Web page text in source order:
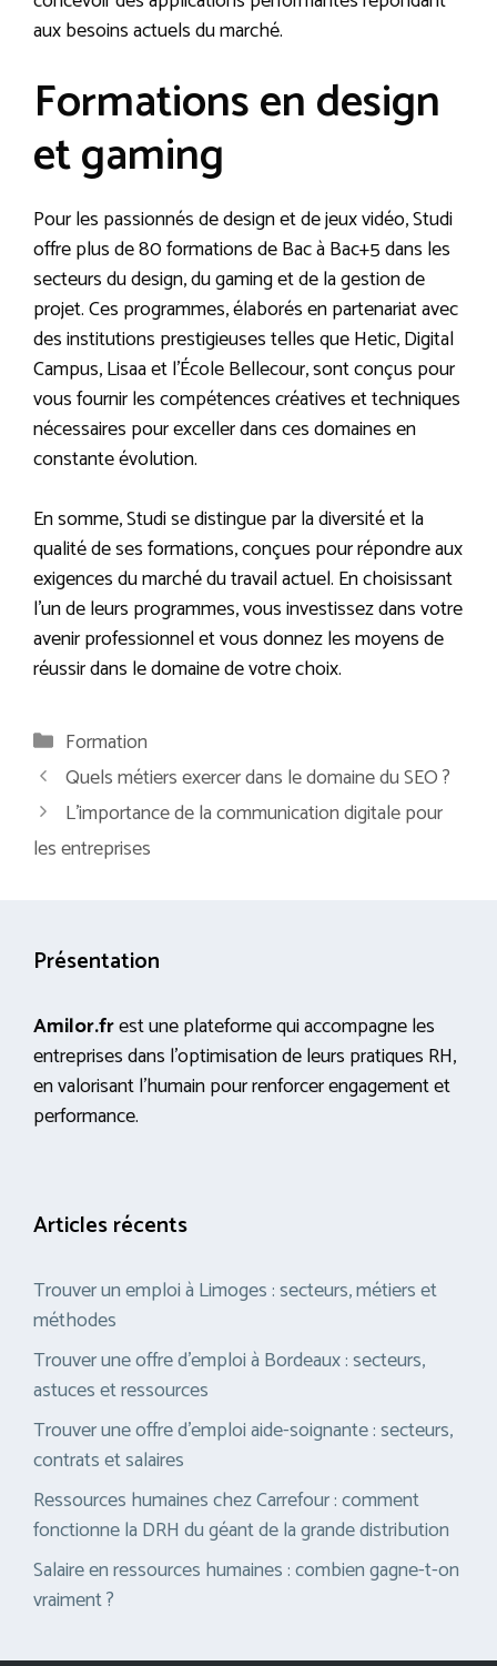
aux besoins actuels du marché.
Formations en design
et gaming
Pour les passionnés de design et de jeux vidéo, Studi
offre plus de 80 formations de Bac à Bac+5 dans les
secteurs du design, du gaming et de la gestion de
projet. Ces programmes, élaborés en partenariat avec
des institutions prestigieuses telles que Hetic, Digital
Campus, Lisaa et l’École Bellecour, sont conçus pour
vous fournir les compétences créatives et techniques
nécessaires pour exceller dans ces domaines en
constante évolution.
En somme, Studi se distingue par la diversité et la
qualité de ses formations, conçues pour répondre aux
exigences du marché du travail actuel. En choisissant
l’un de leurs programmes, vous investissez dans votre
avenir professionnel et vous donnez les moyens de
réussir dans le domaine de votre choix.
Catégories
Formation
Quels métiers exercer dans le domaine du SEO ?
L’importance de la communication digitale pour
les entreprises
Présentation
Amilor.frest une plateforme qui accompagne les
entreprises dans l’optimisation de leurs pratiques RH,
en valorisant l’humain pour renforcer engagement et
performance.
Articles récents
Trouver un emploi à Limoges : secteurs, métiers et
méthodes
Trouver une offre d’emploi à Bordeaux : secteurs,
astuces et ressources
Trouver une offre d’emploi aide-soignante : secteurs,
contrats et salaires
Ressources humaines chez Carrefour : comment
fonctionne la DRH du géant de la grande distribution
Salaire en ressources humaines : combien gagne-t-on
vraiment ?